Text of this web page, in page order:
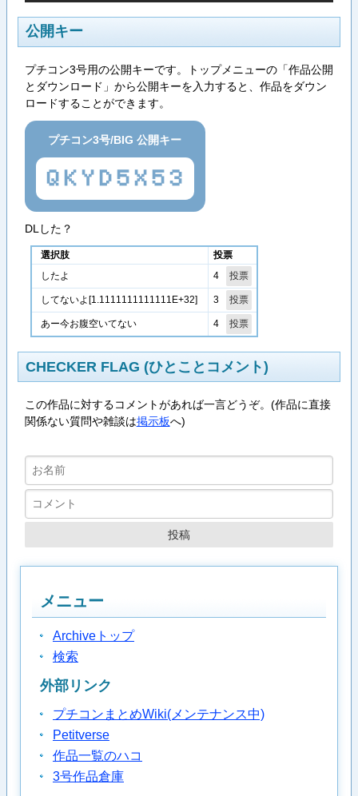
公開キー
プチコン3号用の公開キーです。トップメニューの「作品公開
とダウンロード」から公開キーを入力すると、作品をダウン
ロードすることができます。
プチコン3号/BIG 公開キー
QKYD5X53
DLした？
選択肢 投票
したよ 4
してないよ[1.1111111111111E+32] 3
あー今お腹空いてない 4
CHECKER FLAG (ひとことコメント)
この作品に対するコメントがあれば一言どうぞ。(作品に直接
関係ない質問や雑談は掲示板へ)
メニュー
Archiveトップ
検索
外部リンク
プチコンまとめWiki(メンテナンス中)
Petitverse
作品一覧のハコ
3号作品倉庫